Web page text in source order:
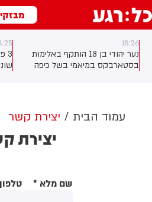
18:26
נער יהודי בן 18 הותקף באלימות
בסטארבקס במיאמי בשל כיפה
בו עם כיסא ברזל תוך צעקות
שטנה. עוברי אורח חילצו את הנער
שמצא מקלט בשירותים, ופאלמר
נעצרה על ידי המשטרה המקומית.
עמוד הבית יצירת קשר
יצירת
שם מלא * טלפון